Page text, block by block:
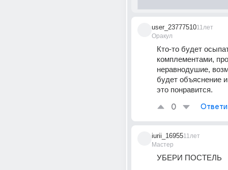
user_23777510
Оракул
11лет
Кто-то будет
комплементами,
неравнодушие,
будет объяснение
это понравится.
0
iurii_16955
Мастер
11лет
УБЕРИ ПОСТЕЛЬ